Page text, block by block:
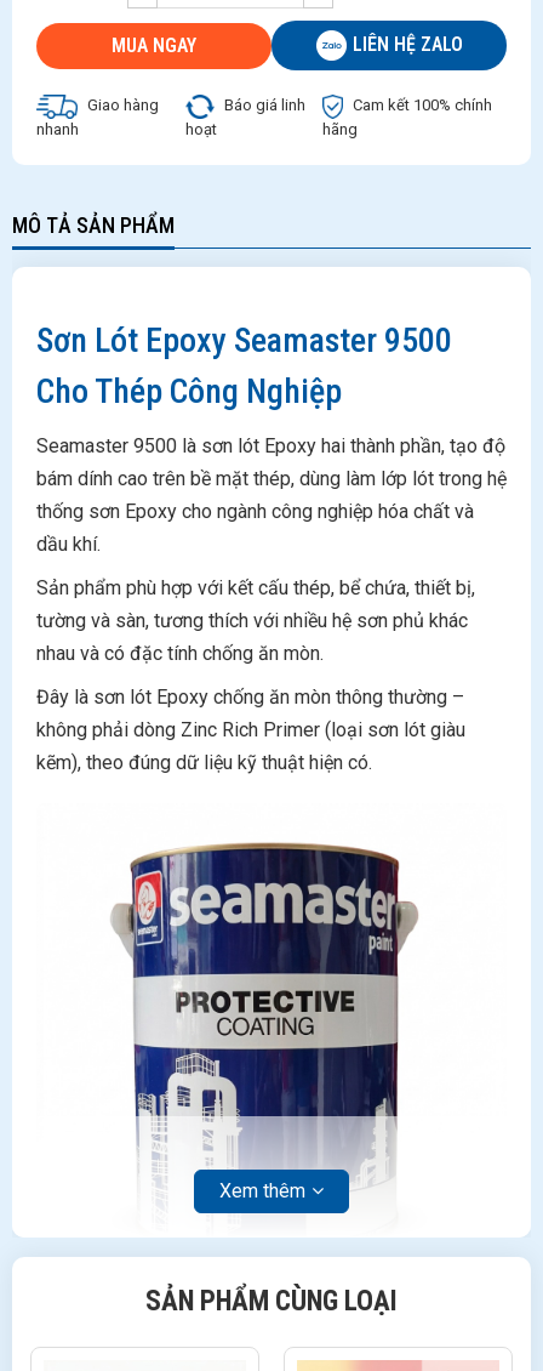
MUA NGAY LIÊN HỆ ZALO
Giao hàng
nhanh
Báo giá linh
hoạt
Cam kết 100% chính
hãng
MÔ TẢ SẢN PHẨM
Sơn Lót Epoxy Seamaster 9500
Cho Thép Công Nghiệp
Seamaster 9500 là sơn lót Epoxy hai thành phần, tạo độ
bám dính cao trên bề mặt thép, dùng làm lớp lót trong hệ
thống sơn Epoxy cho ngành công nghiệp hóa chất và
dầu khí.
Sản phẩm phù hợp với kết cấu thép, bể chứa, thiết bị,
tường và sàn, tương thích với nhiều hệ sơn phủ khác
nhau và có đặc tính chống ăn mòn.
Đây là sơn lót Epoxy chống ăn mòn thông thường –
không phải dòng Zinc Rich Primer (loại sơn lót giàu
kẽm), theo đúng dữ liệu kỹ thuật hiện có.
Kết cấu thép công nghiệp của anh/chị có cần
lớp lót này không?
Xem thêm
SẢN PHẨM CÙNG LOẠI